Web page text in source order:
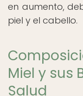
en aumento,
piel y el cabello.
Miel y sus
Salud